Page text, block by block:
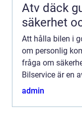
Atv däck guide för bättre grepp,
säkerhet
Att hålla bilen i
om personlig
fråga om
Bilservice är en
admin